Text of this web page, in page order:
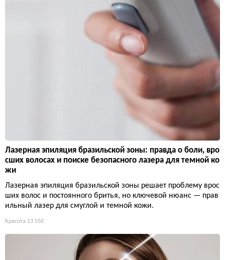
Лазерная эпиляция бразильской зоны: правда о боли, вро
сших волосах и поиске безопасного лазера для темной ко
жи
Лазерная эпиляция бразильской зоны решает проблему врос
ших волос и постоянного бритья, но ключевой нюанс — прав
ильный лазер для смуглой и темной кожи.
Красота 13 550